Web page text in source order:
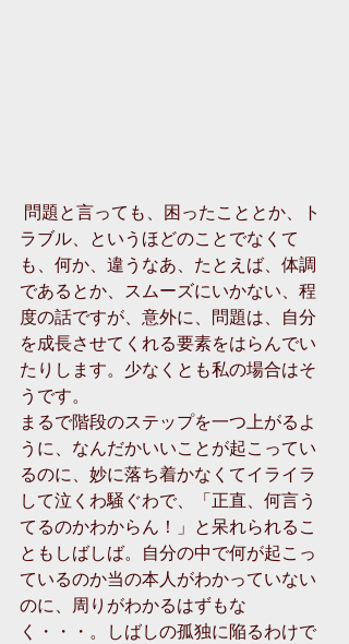
ラブル、というほどのことでなくて
も、何か、違うなあ、たとえば、体調
であるとか、スムーズにいかない、程
度の話ですが、意外に、問題は、自分
を成長させてくれる要素をはらんでい
たりします。少なくとも私の場合はそ
うです。
まるで階段のステップを一つ上がるよ
うに、なんだかいいことが起こってい
るのに、妙に落ち着かなくてイライラ
して泣くわ騒ぐわで、「正直、何言う
てるのかわからん！」と呆れられるこ
ともしばしば。自分の中で何が起こっ
ているのか当の本人がわかっていない
のに、周りがわかるはずもな
く・・・。しばしの孤独に陥るわけで